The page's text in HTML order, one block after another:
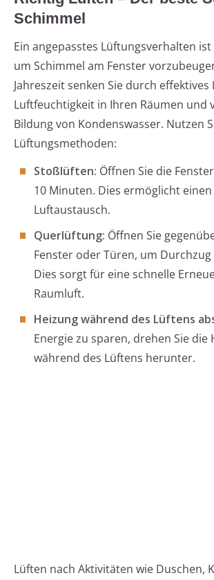
Schimmel
Ein angepasstes Lüftungsverhalten
um Schimmel am Fenster
Jahreszeit senken Sie durch effektives
Luftfeuchtigkeit in Ihren Räumen und
Bildung von Kondenswasser. Nutzen
Lüftungsmethoden:
Stoßlüften: Öffnen Sie die
10 Minuten. Dies ermöglicht
Luftaustausch.
Querlüftung: Öffnen Sie
Fenster oder Türen, um Durchzug
Dies sorgt für eine schnelle
Raumluft.
Heizung während des Lüftens
Energie zu sparen, drehen Sie die
während des Lüftens herunter.
Lüften nach Aktivitäten wie Duschen,